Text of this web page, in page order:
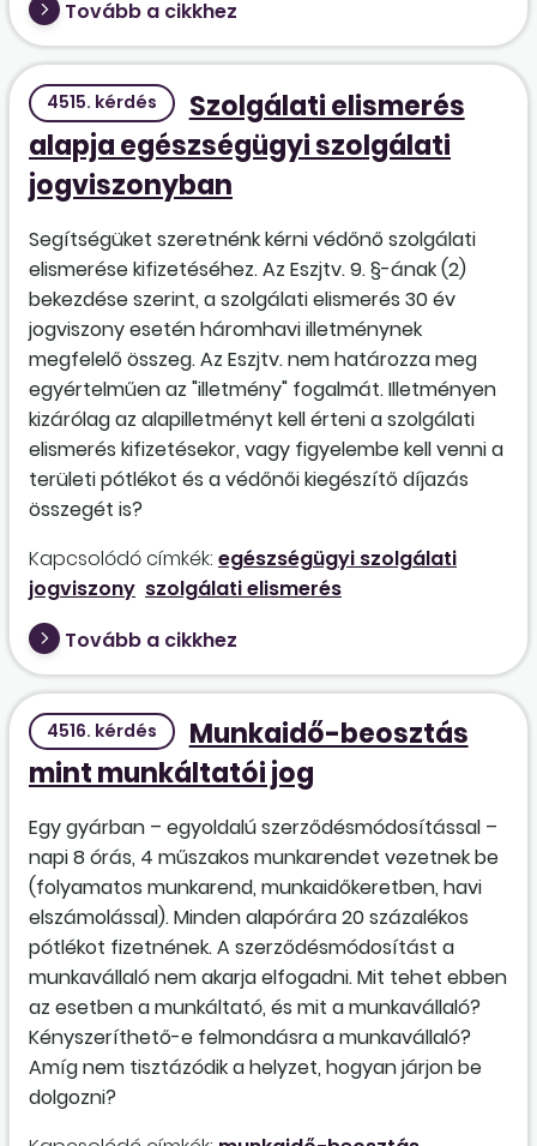
Tovább a cikkhez
4515. kérdés
Szolgálati elismerés
alapja egészségügyi szolgálati
jogviszonyban
Segítségüket szeretnénk kérni védőnő szolgálati
elismerése kifizetéséhez. Az Eszjtv. 9. §-ának (2)
bekezdése szerint, a szolgálati elismerés 30 év
jogviszony esetén háromhavi illetménynek
megfelelő összeg. Az Eszjtv. nem határozza meg
egyértelműen az "illetmény" fogalmát. Illetményen
kizárólag az alapilletményt kell érteni a szolgálati
elismerés kifizetésekor, vagy figyelembe kell venni a
területi pótlékot és a védőnői kiegészítő díjazás
összegét is?
Kapcsolódó címkék: egészségügyi szolgálati
jogviszony szolgálati elismerés
Tovább a cikkhez
4516. kérdés
Munkaidő-beosztás
mint munkáltatói jog
Egy gyárban – egyoldalú szerződésmódosítással –
napi 8 órás, 4 műszakos munkarendet vezetnek be
(folyamatos munkarend, munkaidőkeretben, havi
elszámolással). Minden alapórára 20 százalékos
pótlékot fizetnének. A szerződésmódosítást a
munkavállaló nem akarja elfogadni. Mit tehet ebben
az esetben a munkáltató, és mit a munkavállaló?
Kényszeríthető-e felmondásra a munkavállaló?
Amíg nem tisztázódik a helyzet, hogyan járjon be
dolgozni?